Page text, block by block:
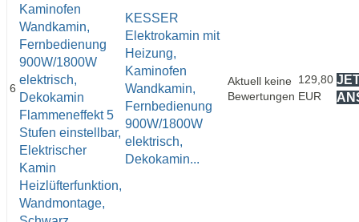
6
KESSER
Elektrokamin mit
Heizung,
Kaminofen
Wandkamin,
Fernbedienung
900W/1800W
elektrisch,
Dekokamin...
Aktuell keine
Bewertungen
129,80
EUR